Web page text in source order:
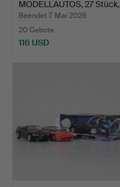
MODELLAUTOS, 27 Stück,
gr…
Beendet 7. Mai 2026
20 Gebote
116 USD